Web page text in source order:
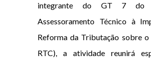
integrante do GT 7 do
Assessoramento Técnico à
Reforma da Tributação sobre o
RTC), a atividade reunirá